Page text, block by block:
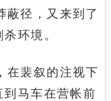
蔽径，又来到了
环境。
在裴叙的注视下
马车在营帐前